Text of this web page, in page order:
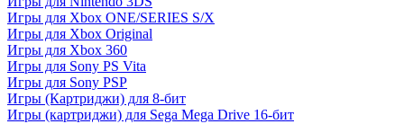
Игры для Xbox ONE/SERIES S/X
Игры для Xbox Original
Игры для Xbox 360
Игры для Sony PS Vita
Игры для Sony PSP
Игры (Картриджи) для 8-бит
Игры (картриджи) для Sega Mega Drive 16-бит